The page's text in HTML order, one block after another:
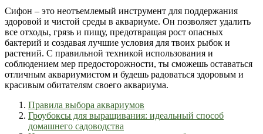
Сифон – это неотъемлемый инструмент для поддержания
здоровой и чистой среды в аквариуме. Он позволяет удалить
все отходы, грязь и пищу, предотвращая рост опасных
бактерий и создавая лучшие условия для твоих рыбок и
растений. С правильной техникой использования и
соблюдением мер предосторожности, ты сможешь оставаться
отличным аквариумистом и будешь радоваться здоровым и
красивым обитателям своего аквариума.
Правила выбора аквариумов
Гроубоксы для выращивания: идеальный способ
домашнего садоводства